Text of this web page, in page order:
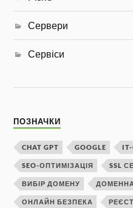
Сервери
Сервіси
ПОЗНАЧКИ
CHAT GPT GOOGLE
SEO-ОПТИМІЗАЦІЯ SSL
ВИБІР ДОМЕНУ
ОНЛАЙН БЕЗПЕКА